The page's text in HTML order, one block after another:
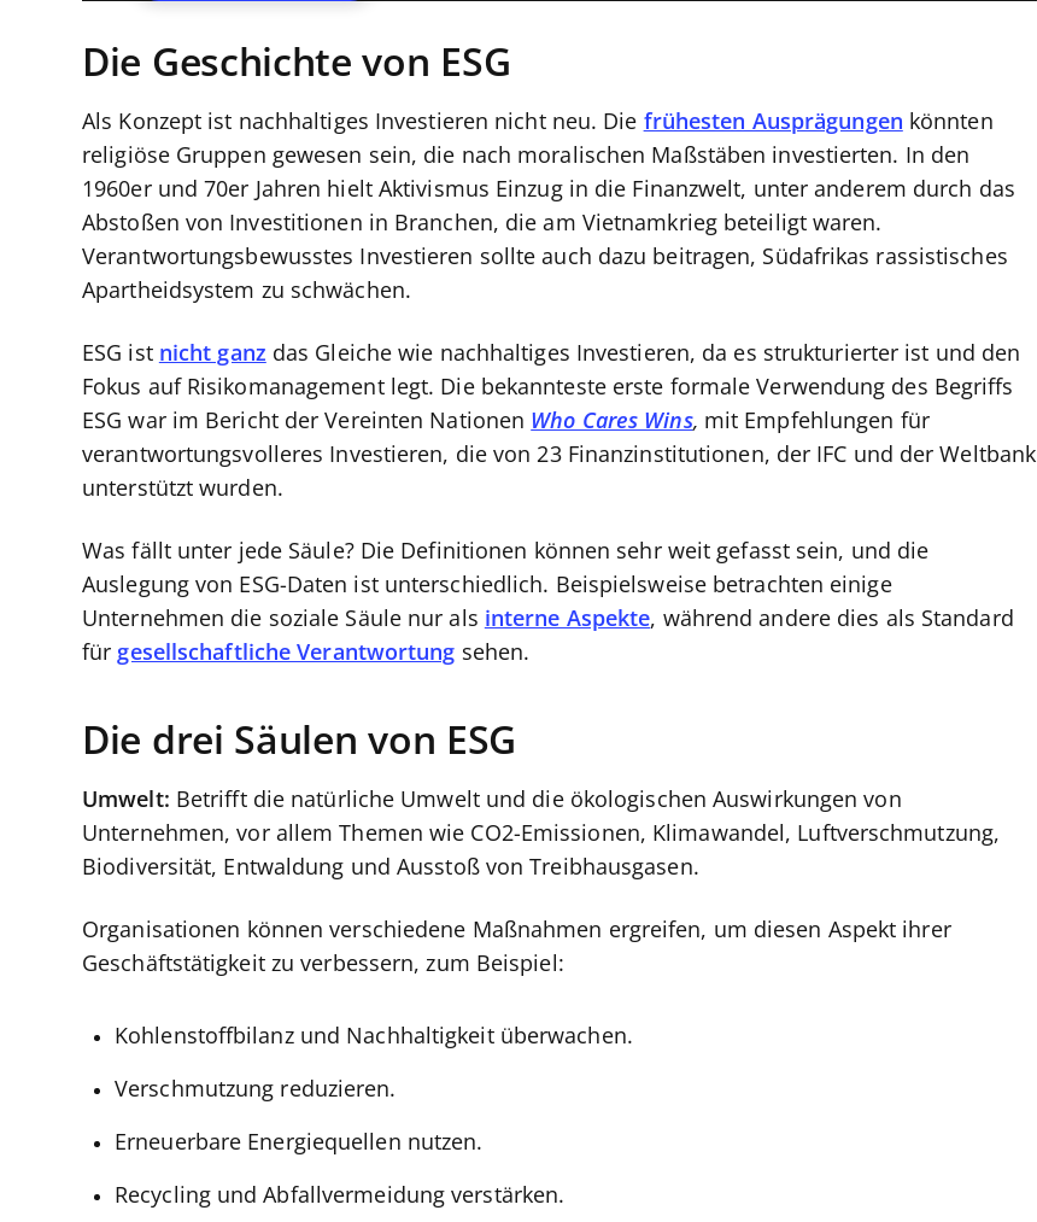
Die Geschichte von ESG
Als Konzept ist nachhaltiges Investieren nicht neu. Die frühesten Ausprägungen könnten
religiöse Gruppen gewesen sein, die nach moralischen Maßstäben investierten. In den
1960er und 70er Jahren hielt Aktivismus Einzug in die Finanzwelt, unter anderem durch das
Abstoßen von Investitionen in Branchen, die am Vietnamkrieg beteiligt waren.
Verantwortungsbewusstes Investieren sollte auch dazu beitragen, Südafrikas rassistisches
Apartheidsystem zu schwächen.
ESG ist nicht ganz das Gleiche wie nachhaltiges Investieren, da es strukturierter ist und den
Fokus auf Risikomanagement legt. Die bekannteste erste formale Verwendung des Begriffs
ESG war im Bericht der Vereinten Nationen Who Cares Wins, mit Empfehlungen für
verantwortungsvolleres Investieren, die von 23 Finanzinstitutionen, der IFC und der Weltbank
unterstützt wurden.
Was fällt unter jede Säule? Die Definitionen können sehr weit gefasst sein, und die
Auslegung von ESG-Daten ist unterschiedlich. Beispielsweise betrachten einige
Unternehmen die soziale Säule nur als interne Aspekte, während andere dies als Standard
für gesellschaftliche Verantwortung sehen.
Die drei Säulen von ESG
Umwelt: Betrifft die natürliche Umwelt und die ökologischen Auswirkungen von
Unternehmen, vor allem Themen wie CO2-Emissionen, Klimawandel, Luftverschmutzung,
Biodiversität, Entwaldung und Ausstoß von Treibhausgasen.
Organisationen können verschiedene Maßnahmen ergreifen, um diesen Aspekt ihrer
Geschäftstätigkeit zu verbessern, zum Beispiel:
Kohlenstoffbilanz und Nachhaltigkeit überwachen.
Verschmutzung reduzieren.
Erneuerbare Energiequellen nutzen.
Recycling und Abfallvermeidung verstärken.